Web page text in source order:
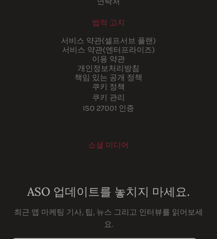
법적 고지
서비스 약관(셀프서브 플랜)
서비스 약관(엔터프라이즈)
이용 약관
개인정보처리방침
책임 있는 공개 정책
쿠키 정책
쿠키 관리
ISO 27001 인증
소셜 미디어
ASO 업데이트를 놓치지 마세요.
최근 앱 마케팅 기사, 팁, 뉴스 그리고 인터뷰를 읽어보세
요.